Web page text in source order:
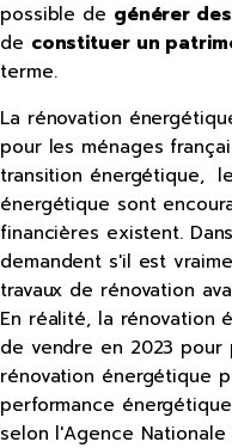
possible de générer
de constituer un
terme.
La rénovation
pour les ménages
transition énergétique,
énergétique sont
financières existent.
demandent s'il est
travaux de rénovation
En réalité, la rénovation
de vendre en 2023 pour
rénovation énergétique
performance
selon l'Agence